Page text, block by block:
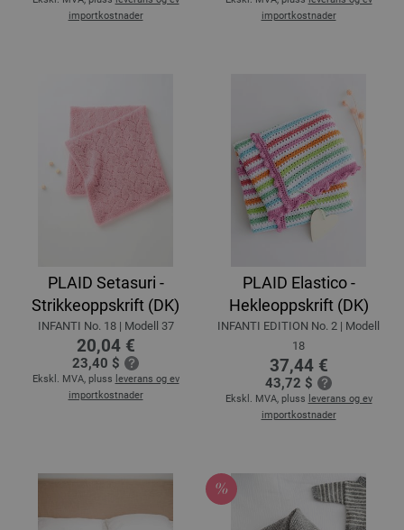
importkostnader
importkostnader
PLAID Setasuri -
Strikkeoppskrift (DK)
INFANTI No. 18 | Modell 37
20,04 €
23,40 $
Ekskl. MVA, pluss leverans og ev
importkostnader
PLAID Elastico -
Hekleoppskrift (DK)
INFANTI EDITION No. 2 | Modell
18
37,44 €
43,72 $
Ekskl. MVA, pluss leverans og ev
importkostnader